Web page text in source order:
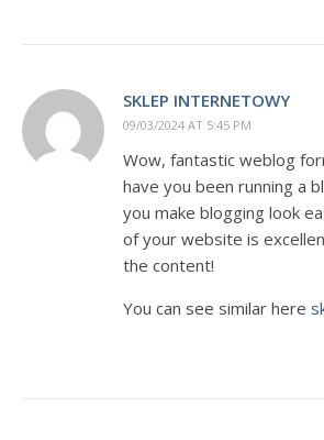
SKLEP INTERNETOWY
09/03/2024 AT 5:45 PM
Wow, fantastic weblog
have you been running a
you make blogging look
of your website is
the content!
You can see similar here